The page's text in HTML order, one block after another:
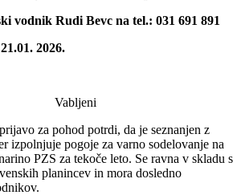
vodnik Rudi Bevc na tel.: 031 691 891
2026.
za pohod potrdi, da je seznanjen z
izpolnjuje pogoje za varno sodelovanje na
PZS za tekoče leto. Se ravna v skladu s
planincev in mora dosledno